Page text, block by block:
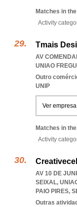
Matches in
Activity
Tmais
AV
UNIAO
Outro
UNIP
Ver empresa
Matches in
Activity
AV 10 DE
SEIXAL,
PAIO PIRES,
Outras